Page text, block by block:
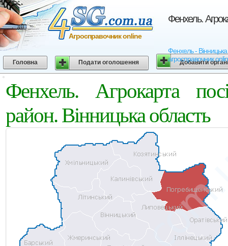
Фенхель.
Фенхель - Вінницька
агросправочник
Агросправочник online
Головна Подати оголошення Добавити
Фенхель. Агрокарта
район. Вінницька область